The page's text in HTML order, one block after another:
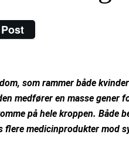
Post
som rammer både
medfører en masse gener
på hele kroppen. Både
flere medicinprodukter mod